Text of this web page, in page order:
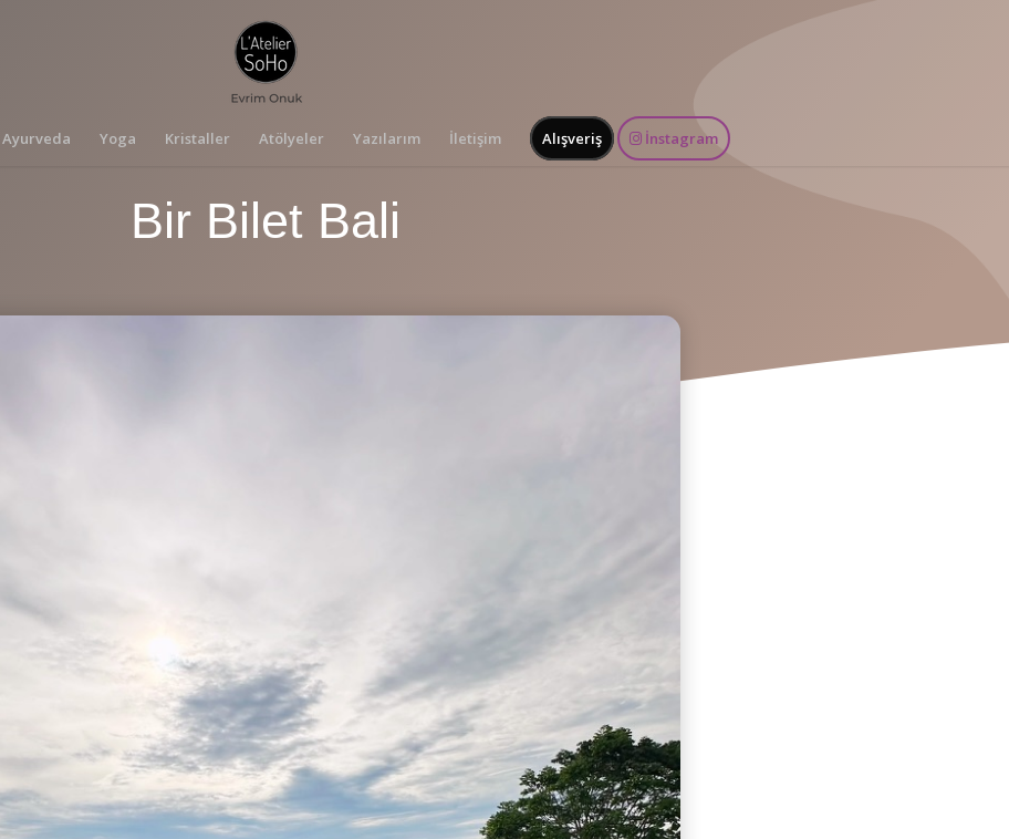
Ayurveda Yoga Kristaller Atölyeler Yazılarım İletişim Alışveriş İnstagram
Bir Bilet Bali